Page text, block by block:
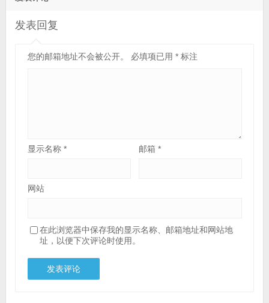
发表回复
您的邮箱地址不会被公开。 必填项已用 *标注
显示名称 * 邮箱*
网站
在此浏览器中保存我的显示名称、邮箱地址和网站地
址，以便下次评论时使用。